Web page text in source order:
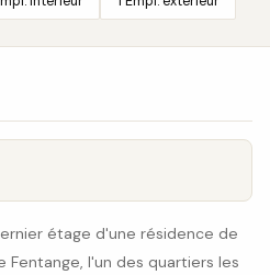
étage d'une résidence de
l'un des quartiers les